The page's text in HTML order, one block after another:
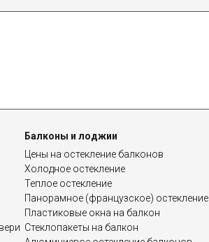
Балконы и лоджии
Цены на остекление балконов
Холодное остекление
Теплое остекление
Панорамное (французское) остекление
Пластиковые окна на балкон
Стеклопакеты на балкон